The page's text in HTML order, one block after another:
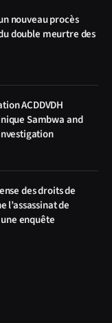
nouveau procès
double meurtre des
ACDDVDH
Sambwa and
des droits de
l’assassinat de
enquête